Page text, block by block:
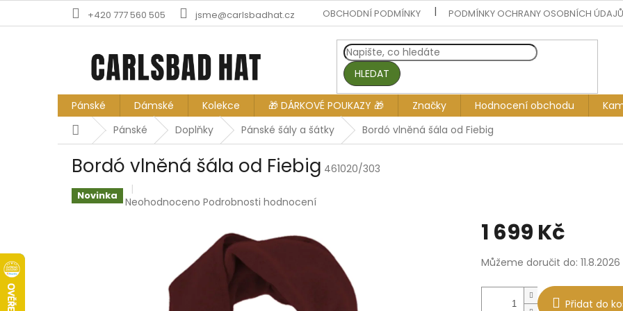
+420 777 560 505 jsme@carlsbadhat.cz OBCHODNÍ PODMÍNKY PODMÍNKY OCHRANY OSOBNÍCH ÚDAJŮ
HLEDAT
Pánské Dámské Kolekce 🎁 DÁRKOVÉ POUKAZY 🎁 Značky Hodnocení obchodu
DomůPánské Doplňky Pánské šály a šátky Bordó vlněná šála od Fiebig
Bordó vlněná šála od Fiebig 461020/303
Novinka
Průměrné
hvězdiček.
Neohodnoceno Podrobnosti hodnocení
1 699 Kč
Měrná
cena:
Můžeme doručit do: 11.8.2026
Přidat do